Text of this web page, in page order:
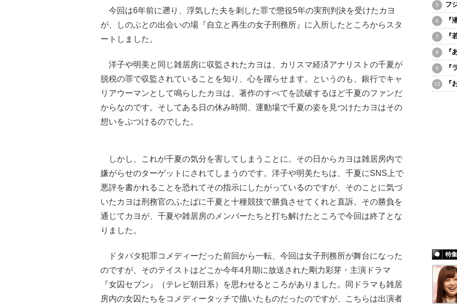
今回は6年前に遡り、浮気した夫を刺した罪で懲役5年の実刑判決を受けたカヨ
が、しのぶとの出会いの場『自立と再生の女子刑務所』に入所したところからスタ
ートしました。
洋子や明美と同じ雑居房に収監されたカヨは、カリスマ経済アナリストの千夏が
脱税の罪で収監されていることを知り、心を躍らせます。というのも、銀行でキャ
リアウーマンとして鳴らしたカヨは、著作のすべてを読破するほど千夏のファンだ
からなのです。そしてある日の休み時間、運動場で千夏の姿を見つけたカヨはその
想いをぶつけるのでした。
しかし、これが千夏の気分を害してしまうことに。その日からカヨは雑居房内で
嫌がらせのターゲットにされてしまうのです。洋子や明美たちは、千夏にSNS上で
悪評を書かれることを恐れてその指示にしたがっているのですが、そのことに気づ
いたカヨは刑務官のふたばに千夏と十種競技で勝負させてくれと直訴。その勝負を
通じてカヨが、千夏や雑居房のメンバーたちと打ち解けたところで今回は終了とな
りました。
ドタバタ犯罪コメディーだった前回から一転、今回は女子刑務所が舞台になった
のですが、そのテイストはどこか今年4月期に放送された剛力彩芽・主演ドラマ
『女囚セブン』（テレビ朝日系）を思わせるところがありました。同ドラマも雑居
房内の女囚たちをコメディータッチで描いたものだったのですが、こちらは出演者
フ
『
『
『
『
『
特集